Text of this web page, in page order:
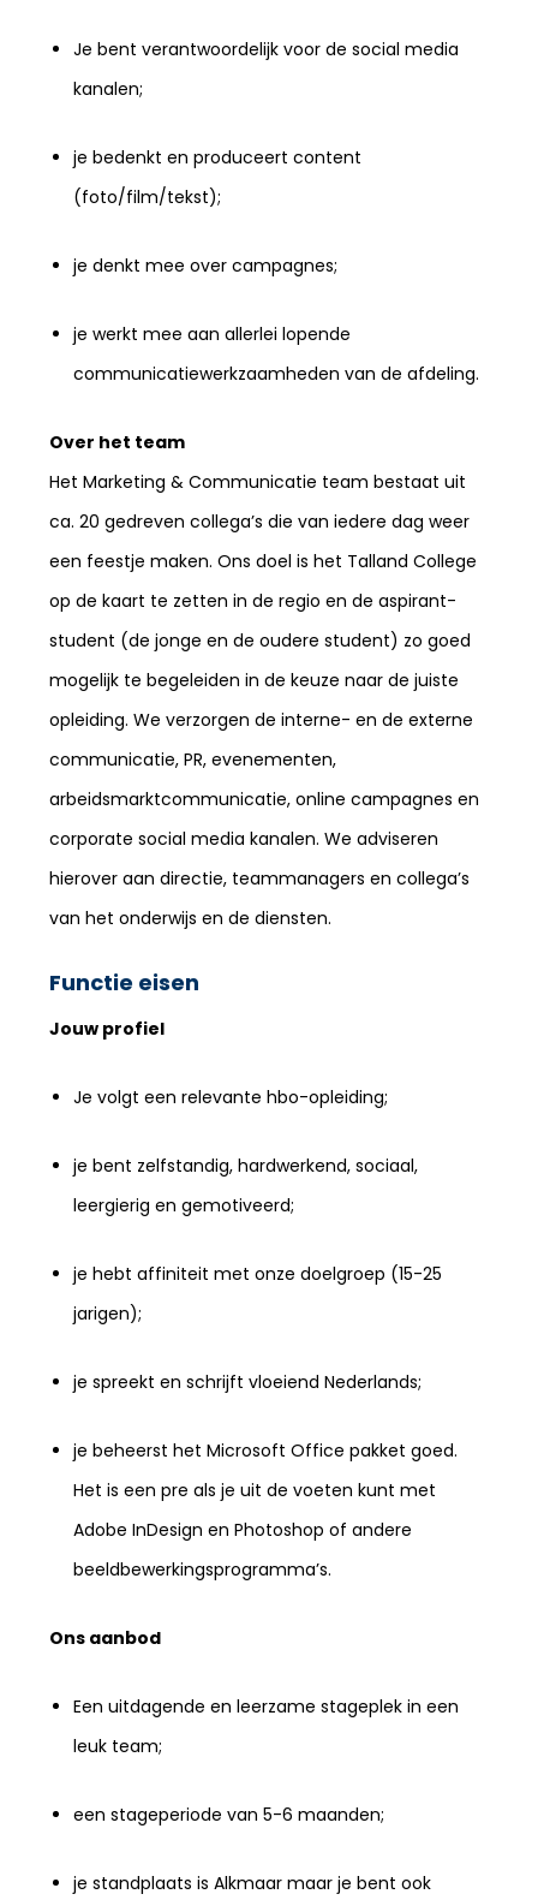
Je bent verantwoordelijk voor de social media
kanalen;
je bedenkt en produceert content
(foto/film/tekst);
je denkt mee over campagnes;
je werkt mee aan allerlei lopende
communicatiewerkzaamheden van de afdeling.
Over het team
Het Marketing & Communicatie team bestaat uit
ca. 20 gedreven collega’s die van iedere dag weer
een feestje maken. Ons doel is het Talland College
op de kaart te zetten in de regio en de aspirant-
student (de jonge en de oudere student) zo goed
mogelijk te begeleiden in de keuze naar de juiste
opleiding. We verzorgen de interne- en de externe
communicatie, PR, evenementen,
arbeidsmarktcommunicatie, online campagnes en
corporate social media kanalen. We adviseren
hierover aan directie, teammanagers en collega’s
van het onderwijs en de diensten.
Functie eisen
Jouw profiel
Je volgt een relevante hbo-opleiding;
je bent zelfstandig, hardwerkend, sociaal,
leergierig en gemotiveerd;
je hebt affiniteit met onze doelgroep (15-25
jarigen);
je spreekt en schrijft vloeiend Nederlands;
je beheerst het Microsoft Office pakket goed.
Het is een pre als je uit de voeten kunt met
Adobe InDesign en Photoshop of andere
beeldbewerkingsprogramma’s.
Ons aanbod
Een uitdagende en leerzame stageplek in een
leuk team;
een stageperiode van 5-6 maanden;
je standplaats is Alkmaar maar je bent ook